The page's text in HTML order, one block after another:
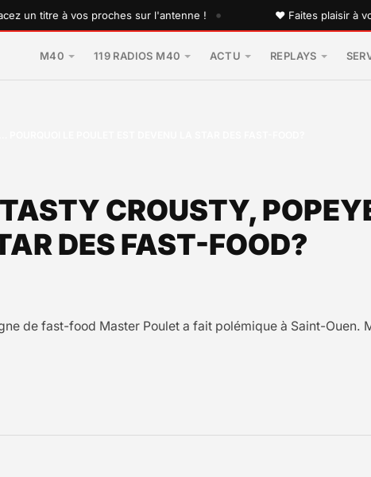
titre à vos proches sur l'antenne ! • ♥ Faites plaisir à vos
M40 119 RADIOS M40 ACTU REPLAYS
CROUSTY,
DES FAST-FOOD?
de fast-food Master Poulet a fait polémique à Saint-